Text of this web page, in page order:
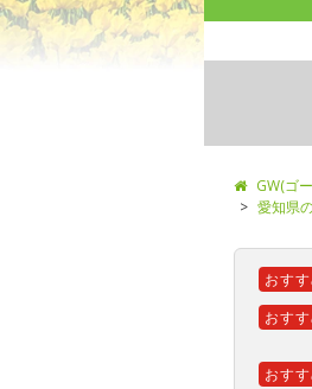
GW(ゴ
愛知県
おす
おす
おす